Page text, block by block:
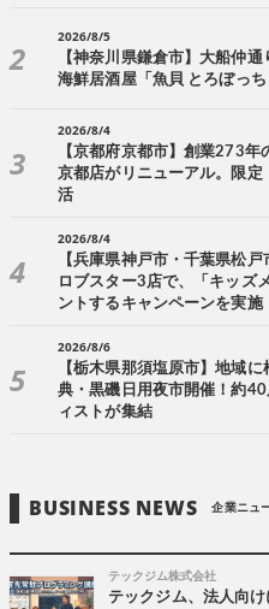
2026/8/5
【神奈川県鎌倉市】大船仲通
海鮮居酒屋「魚貝 とろぼっち
2026/8/4
【京都府京都市】創業273年
京都店がリニューアル。限定
活
2026/8/4
【兵庫県神戸市・千葉県松
ロブスター3店で、「キッズ
ントするキャンペーンを実施
2026/8/6
【栃木県那須塩原市】地域
典・黒磯日用夜市開催！約
ィストが集結
BUSINESS NEWS 企業ニュ
テックジム株式会社
テックジム、法人向